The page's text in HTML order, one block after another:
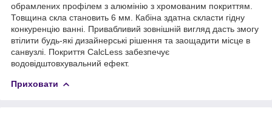
обрамлених профілем з алюмінію з хромованим покриттям.
Товщина скла становить 6 мм. Кабіна здатна скласти гідну
конкуренцію ванні. Привабливий зовнішній вигляд дасть змогу
втілити будь-які дизайнерські рішення та заощадити місце в
санвузлі. Покриття CalcLess забезпечує
водовідштовхувальний ефект.
Приховати